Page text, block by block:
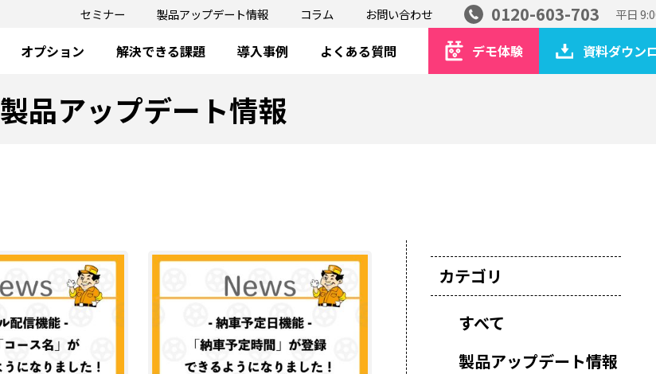
セミナー 製品アップデート情報 コラム お問い合わせ 0120-603-703 平日
デモ体験 資料ダウン
オプション 解決できる課題 導入事例 よくある質問
製品アップデート情報
カテゴリ
すべて
製品アップデート情報